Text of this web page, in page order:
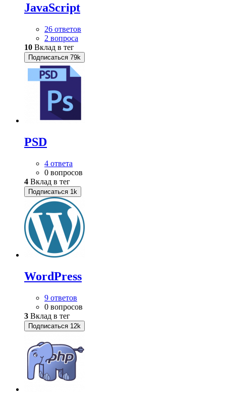
JavaScript
26 ответов
2 вопроса
10 Вклад в тег
Подписаться 79k
PSD
4 ответа
0 вопросов
4 Вклад в тег
Подписаться 1k
WordPress
9 ответов
0 вопросов
3 Вклад в тег
Подписаться 12k